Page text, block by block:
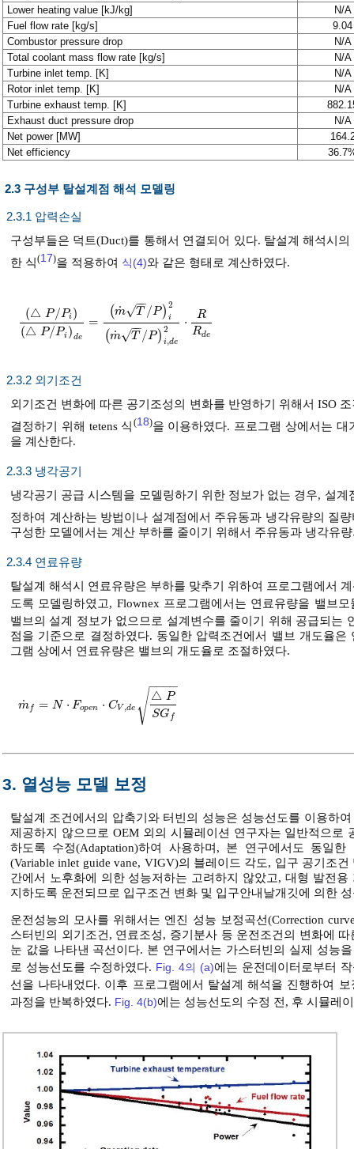
Lower heating value [kJ/kg]
N/A
Fuel flow rate [kg/s]
9.04
Combustor pressure drop
N/A
Total coolant mass flow rate [kg/s]
N/A
Turbine inlet temp. [K]
N/A
Rotor inlet temp. [K]
N/A
Turbine exhaust temp. [K]
Exhaust duct pressure drop
N/A
Net power [MW]
Net efficiency
2.3 구성부 탈설계점 해석 모델링
2.3.1 압력손실
구성부들은 덕트(Duct)를 통해서 연결되어 있다. 탈설계 해석시
한 식(17)을 적용하여 식(4)와 같은 형태로 계산하였다.
(△ P/ Pi )
(△ P/Pi ) de
=
(m
˙ T
−
−
√ /P ) 2
i
(m
˙ T
−
−
√ /P) 2
i,de
⋅
R
Rde
△P/Pi△P/Pi de =m˙T/Pi2m˙T/P i de2
2.3.2 외기조건
외기조건 변화에 따른 공기조성의 변화를 반영하기 위해서 ISO
결정하기 위해 tetens 식 (18)을 이용하였다. 프로그램 상에서는
을 계산한다.
2.3.3 냉각공기
냉각공기 공급 시스템을 모델링하기 위한 정보가 없는 경우, 설
정하여 계산하는 방법이나 설계점에서 주유동과 냉각유량의 질
구성한 모델에서는 계산 부하를 줄이기 위해서 주유동과 냉각유
2.3.4 연료유량
탈설계 해석시 연료유량은 부하를 맞추기 위하여 프로그램에서
도록 모델링하였고, Flownex 프로그램에서는 연료유량을 밸브
밸브의 설계 정보가 없으므로 설계변수를 줄이기 위해 공급되는
점을 기준으로 결정하였다. 동일한 압력조건에서 밸브 개도율
그램 상에서 연료유량은 밸브의 개도율로 조절하였다.
m
˙ f = N ⋅ Fopen ⋅ CV ,de
△ P
SG f
− −
−−
√
m˙f =N⋅ Fope n ⋅CV,de△PSG
3. 열성능 모델 보정
탈설계 조건에서의 압축기와 터빈의 성능은 성능선도를 이용하
제공하지 않으므로 OEM 외의 시뮬레이션 연구자는 일반적으
하도록 수정(Adaptation)하여 사용하며, 본 연구에서도 동일
(Variable inlet guide vane, VIGV)의 블레이드 각도, 입구 공기조
간에서 노후화에 의한 성능저하는 고려하지 않았고, 대형 발전
지하도록 운전되므로 입구조건 변화 및 입구안내날개깃에 의한
운전성능의 모사를 위해서는 엔진 성능 보정곡선(Correction
스터빈의 외기조건, 연료조성, 증기분사 등 운전조건의 변화에
눈 값을 나타낸 곡선이다. 본 연구에서는 가스터빈의 실제 성능
로 성능선도를 수정하였다. Fig. 4의 (a)에는 운전데이터로부터
선을 나타내었다. 이후 프로그램에서 탈설계 해석을 진행하여
과정을 반복하였다. Fig. 4(b)에는 성능선도의 수정 전, 후 시뮬레